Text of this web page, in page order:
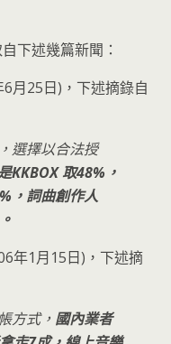
下述幾篇新聞：
月25日)，下述摘錄自
選擇以合法授
KKBOX 取48%，
，詞曲創作人
年1月15日)，下述摘
方式， 國內業者